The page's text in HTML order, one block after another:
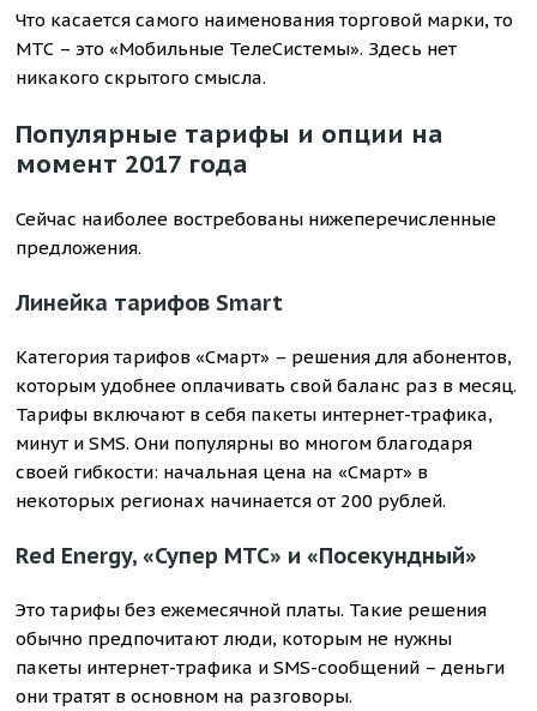
Что касается самого наименования торговой марки, то
МТС – это «Мобильные ТелеСистемы». Здесь нет
никакого скрытого смысла.
Популярные тарифы и опции на
момент 2017 года
Сейчас наиболее востребованы нижеперечисленные
предложения.
Линейка тарифов Smart
Категория тарифов «Смарт» – решения для абонентов,
которым удобнее оплачивать свой баланс раз в месяц.
Тарифы включают в себя пакеты интернет-трафика,
минут и SMS. Они популярны во многом благодаря
своей гибкости: начальная цена на «Смарт» в
некоторых регионах начинается от 200 рублей.
Red Energy, «Супер МТС» и «Посекундный»
Это тарифы без ежемесячной платы. Такие решения
обычно предпочитают люди, которым не нужны
пакеты интернет-трафика и SMS-сообщений – деньги
они тратят в основном на разговоры.